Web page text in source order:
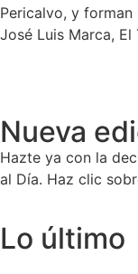
Pericalvo, y
José Luis Marca, El
Nueva
Hazte ya con la
al Día. Haz clic
Lo último